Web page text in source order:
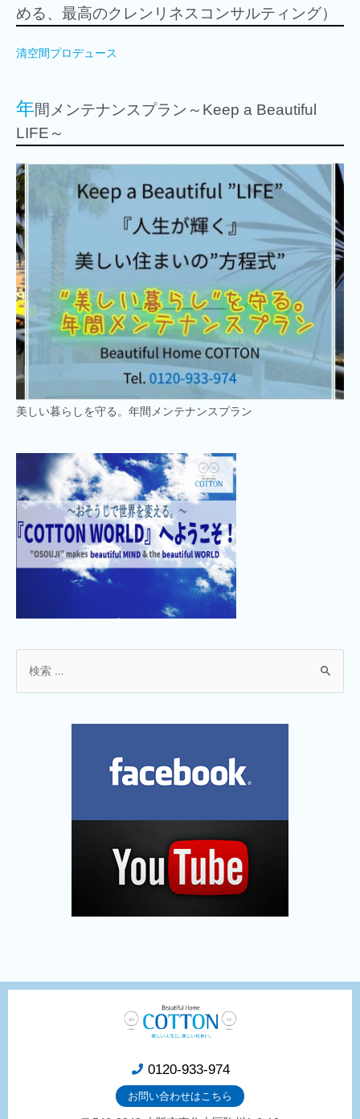
める、最高のクレンリネスコンサルティング）
清空間プロデュース
年間メンテナンスプラン～Keep a Beautiful
LIFE～
美しい暮らしを守る。年間メンテナンスプラン
0120-933-974
お問い合わせはこちら